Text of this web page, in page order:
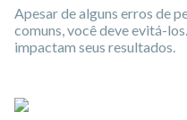
Apesar de alguns erros de
comuns, você deve evitá-
impactam seus resultados.